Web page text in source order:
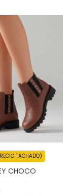
CHOCO
TACHADO)